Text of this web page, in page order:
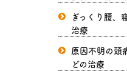
ぎっくり腰、
治療
原因不明の頭
どの治療